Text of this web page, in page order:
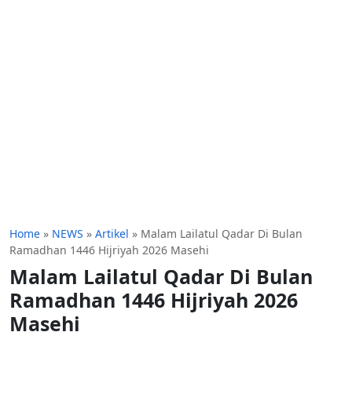
Home » NEWS » Artikel » Malam Lailatul Qadar Di Bulan
Ramadhan 1446 Hijriyah 2026 Masehi
Malam Lailatul Qadar Di Bulan
Ramadhan 1446 Hijriyah 2026
Masehi